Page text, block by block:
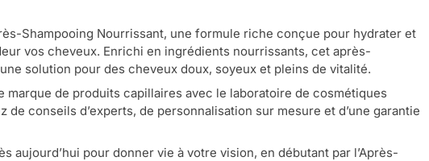
Shampooing Nourrissant, une formule riche conçue pour hydrater et
vos cheveux. Enrichi en ingrédients nourrissants, cet après-
solution pour des cheveux doux, soyeux et pleins de vitalité.
marque de produits capillaires avec le laboratoire de cosmétiques
de conseils d’experts, de personnalisation sur mesure et d’une garantie
aujourd’hui pour donner vie à votre vision, en débutant par l’Après-